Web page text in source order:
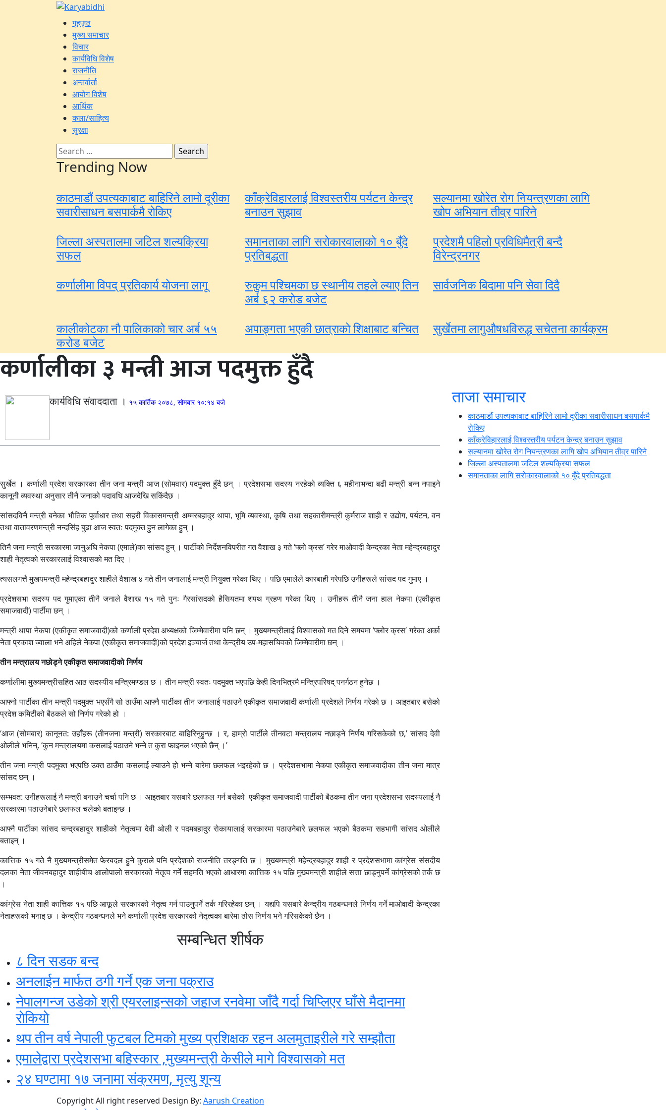
Online News Portal
गृहपृष्ठ
मुख्य समाचार
विचार
कार्यविधि विशेष
राजनीति
अन्तर्वार्ता
आयोग विशेष
आर्थिक
कला/साहित्य
सुरक्षा
Search
for:
Trending Now
काठमाडौं उपत्यकाबाट बाहिरिने लामो दूरीका
सवारीसाधन बसपार्कमै रोकिए
काँक्रेविहारलाई विश्वस्तरीय पर्यटन केन्द्र
बनाउन सुझाव
सल्यानमा खोरेत रोग नियन्त्रणका लागि
खोप अभियान तीव्र पारिने
जिल्ला अस्पतालमा जटिल शल्यक्रिया
सफल
समानताका लागि सरोकारवालाको १० बुँदे
प्रतिबद्धता
प्रदेशमै पहिलो प्रविधिमैत्री बन्दै
विरेन्द्रनगर
कर्णालीमा विपद् प्रतिकार्य योजना लागू
रुकुम पश्चिमका छ स्थानीय तहले ल्याए तिन
अर्ब ६२ करोड बजेट
सार्वजनिक बिदामा पनि सेवा दिदै
कालीकोटका नौ पालिकाको चार अर्ब ५५
करोड बजेट
अपाङ्गता भएकी छात्राको शिक्षाबाट बन्चित सुर्खेतमा लागुऔषधविरुद्ध सचेतना कार्यक्रम
कर्णालीका ३ मन्त्री आज पदमुक्त हुँदै
कार्यविधि संवाददाता । १५ कार्तिक २०७८, सोमबार १०:१४ बजे
सुर्खेत । कर्णाली प्रदेश सरकारका तीन जना मन्त्री आज (सोमवार) पदमुक्त हुँदै छन् । प्रदेशसभा सदस्य नरहेको व्यक्ति ६ महीनाभन्दा बढी मन्त्री बन्न नपाइने
कानूनी व्यवस्था अनुसार तीनै जनाको पदावधि आजदेखि सकिंदैछ ।
सांसदविनै मन्त्री बनेका भौतिक पूर्वाधार तथा सहरी विकासमन्त्री अम्मरबहादुर थापा, भूमि व्यवस्था, कृषि तथा सहकारीमन्त्री कुर्मराज शाही र उद्योग, पर्यटन, वन
तथा वातावरणमन्त्री नन्दसिंह बुढा आज स्वतः पदमुक्त हुन लागेका हुन् ।
तिनै जना मन्त्री सरकारमा जानुअघि नेकपा (एमाले)का सांसद हुन् । पार्टीको निर्देशनविपरीत गत वैशाख ३ गते ‘फ्लो क्रस’ गरेर माओवादी केन्द्रका नेता महेन्द्रबहादुर
शाही नेतृत्वको सरकारलाई विश्वासको मत दिए ।
त्यसलगत्तै मुखयमन्त्री महेन्द्रबहादुर शाहीले वैशाख ४ गते तीन जनालाई मन्त्री नियुक्त गरेका थिए । पछि एमालेले कारबाही गरेपछि उनीहरूले सांसद पद गुमाए ।
प्रदेशसभा सदस्य पद गुमाएका तीनै जनाले वैशाख १५ गते पुनः गैरसांसदको हैसियतमा शपथ ग्रहण गरेका थिए । उनीहरू तीनै जना हाल नेकपा (एकीकृत
समाजवादी) पार्टीमा छन् ।
मन्त्री थापा नेकपा (एकीकृत समाजवादी)को कर्णाली प्रदेश अध्यक्षको जिम्मेवारीमा पनि छन् । मुख्यमन्त्रीलाई विश्वासको मत दिने समयमा ‘फ्लोर क्रस’ गरेका अर्का
नेता प्रकाश ज्वाला भने अहिले नेकपा (एकीकृत समाजवादी)को प्रदेश इञ्चार्ज तथा केन्द्रीय उप-महासचिवको जिम्मेवारीमा छन् ।
तीन मन्त्रालय नछोड्ने एकीकृत समाजवादीको निर्णय
कर्णालीमा मुख्यमन्त्रीसहित आठ सदस्यीय मन्त्रिमण्डल छ । तीन मन्त्री स्वतः पदमुक्त भएपछि केही दिनभित्रमै मन्त्रिपरिषद् पनर्गठन हुनेछ ।
आफ्नो पार्टीका तीन मन्त्री पदमुक्त भएसँगै सो ठाउँमा आफ्नै पार्टीका तीन जनालाई पठाउने एकीकृत समाजवादी कर्णाली प्रदेशले निर्णय गरेको छ । आइतबार बसेको
प्रदेश कमिटीको बैठकले सो निर्णय गरेको हो ।
‘आज (सोमबार) कानूनत: उहाँहरू (तीनजना मन्त्री) सरकारबाट बाहिरिनुहुन्छ । र, हाम्रो पार्टीले तीनवटा मन्त्रालय नछाड्ने निर्णय गरिसकेको छ,’ सांसद देवी
ओलीले भनिन्, ‘कुन मन्त्रालयमा कसलाई पठाउने भन्ने त कुरा फाइनल भएको छैन् ।’
तीन जना मन्त्री पदमुक्त भएपछि उक्त ठाउँमा कसलाई ल्याउने हो भन्ने बारेमा छलफल भइरहेको छ । प्रदेशसभामा नेकपा एकीकृत समाजवादीका तीन जना मात्र
सांसद छन् ।
सम्भवत: उनीहरूलाई नै मन्त्री बनाउने चर्चा पनि छ । आइतबार यसबारे छलफल गर्न बसेको एकीकृत समाजवादी पार्टीको बैठकमा तीन जना प्रदेशसभा सदस्यलाई नै
सरकारमा पठाउनेबारे छलफल चलेको बताइन्छ ।
आफ्नै पार्टीका सांसद चन्द्रबहादुर शाहीको नेतृत्वमा देवी ओली र पदमबहादुर रोकायालाई सरकारमा पठाउनेबारे छलफल भएको बैठकमा सहभागी सांसद ओलीले
बताइन् ।
कात्तिक १५ गते नै मुख्यमन्त्रीसमेत फेरबदल हुने कुराले पनि प्रदेशको राजनीति तरङ्गति छ । मुख्यमन्त्री महेन्द्रबहादुर शाही र प्रदेशसभामा कांग्रेस संसदीय
दलका नेता जीवनबहादुर शाहीबीच आलोपालो सरकारको नेतृत्व गर्ने सहमति भएको आधारमा कात्तिक १५ पछि मुख्यमन्त्री शाहीले सत्ता छाड्नुपर्ने कांग्रेसको तर्क छ
।
कांग्रेस नेता शाही कात्तिक १५ पछि आफूले सरकारको नेतृत्व गर्न पाउनुपर्ने तर्क गरिरहेका छन् । यद्यपि यसबारे केन्द्रीय गठबन्धनले निर्णय गर्ने माओवादी केन्द्रका
नेताहरूको भनाइ छ । केन्द्रीय गठबन्धनले भने कर्णाली प्रदेश सरकारको नेतृत्वका बारेमा ठोस निर्णय भने गरिसकेको छैन ।
सम्बन्धित शीर्षक
८ दिन सडक बन्द
अनलाईन मार्फत ठगी गर्ने एक जना पक्राउ
नेपालगन्ज उडेकाे श्री एयरलाइन्सको जहाज रनवेमा जाँदै गर्दा चिप्लिएर घाँसे मैदानमा
राेकियाे
थप तीन वर्ष नेपाली फुटबल टिमको मुख्य प्रशिक्षक रहन अलमुताइरीले गरे सम्झौता
एमालेद्वारा प्रदेशसभा बहिस्कार ,मुख्यमन्त्री केसीले मागे विश्वासको मत
२४ घण्टामा १७ जनामा संक्रमण, मृत्यु शून्य
ताजा समाचार
काठमाडौं उपत्यकाबाट बाहिरिने लामो दूरीका सवारीसाधन बसपार्कमै
रोकिए
काँक्रेविहारलाई विश्वस्तरीय पर्यटन केन्द्र बनाउन सुझाव
सल्यानमा खोरेत रोग नियन्त्रणका लागि खोप अभियान तीव्र पारिने
जिल्ला अस्पतालमा जटिल शल्यक्रिया सफल
समानताका लागि सरोकारवालाको १० बुँदे प्रतिबद्धता
Copyright All right reserved Design By: Aarush Creation